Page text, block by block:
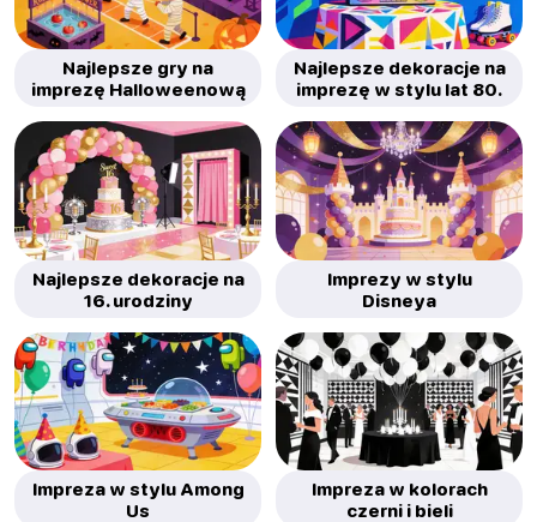
Najlepsze gry na
imprezę Halloweenową
Najlepsze dekoracje na
imprezę w stylu lat 80.
Najlepsze dekoracje na
16. urodziny
Imprezy w stylu
Disneya
Impreza w stylu Among
Us
Impreza w kolorach
czerni i bieli